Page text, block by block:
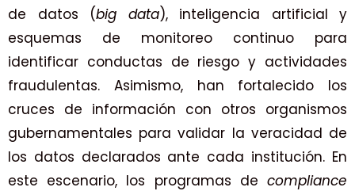
de datos (big data), inteligencia artificial y
esquemas de monitoreo continuo para
identificar conductas de riesgo y actividades
fraudulentas. Asimismo, han fortalecido los
cruces de información con otros organismos
gubernamentales para validar la veracidad de
los datos declarados ante cada institución. En
este escenario, los programas de compliance